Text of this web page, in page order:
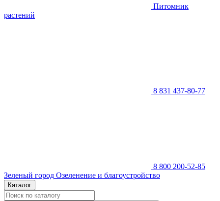
Питомник
растений
8 831 437-80-77
8 800 200-52-85
Зеленый город Озеленение и благоустройство
Каталог